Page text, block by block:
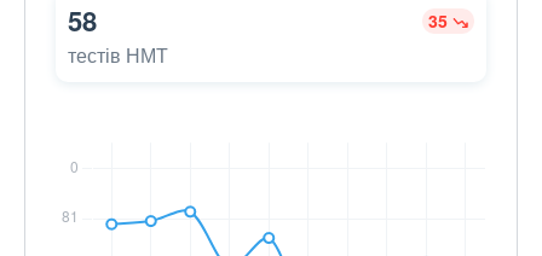
58 35
тестів НМТ